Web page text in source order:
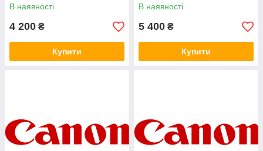
В наявності
4 200 ₴
Купити
В наявності
5 400 ₴
Купити